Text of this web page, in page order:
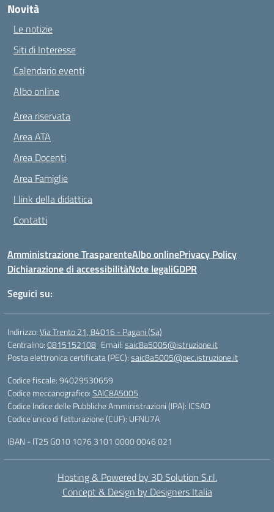
Novità
Le notizie
Siti di Interesse
Calendario eventi
Albo online
Area riservata
Area ATA
Area Docenti
Area Famiglie
I link della didattica
Contatti
Amministrazione TrasparenteAlbo onlinePrivacy Policy
Dichiarazione di accessibilitàNote legaliGDPR
Seguici su:
Indirizzo:Via Trento 21, 84016 - Pagani (Sa)
Centralino:0815152108 Email:saic8a5005@istruzione.it
Posta elettronica certificata (PEC):saic8a5005@pec.istruzione.it
Codice fiscale: 94029530659
Codice meccanografico:SAIC8A5005
Codice Indice delle Pubbliche Amministrazioni (IPA): ICSAD
Codice unico di fatturazione (CUF): UFNU7A
IBAN - IT25 G010 1076 3101 0000 0046 021
Hosting & Powered by 3D Solution S.r.l.
Concept & Design by Designers Italia